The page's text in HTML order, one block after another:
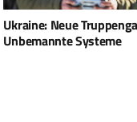
Europas
Produktionsziel: 100.000